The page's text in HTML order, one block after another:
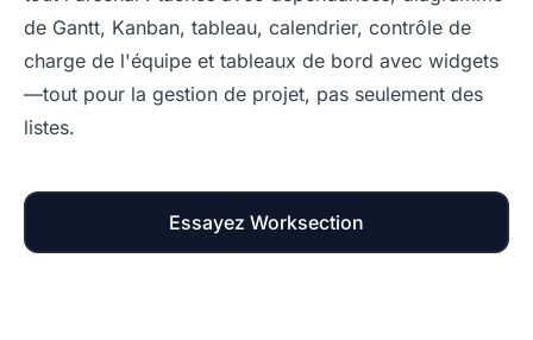
de Gantt, Kanban, tableau, calendrier, contrôle de
charge de l'équipe et tableaux de bord avec widgets
—tout pour la gestion de projet, pas seulement des
listes.
Essayez Worksection